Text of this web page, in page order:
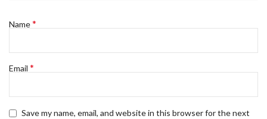
Name*
Email *
Save my name, email, and website in this browser for the next